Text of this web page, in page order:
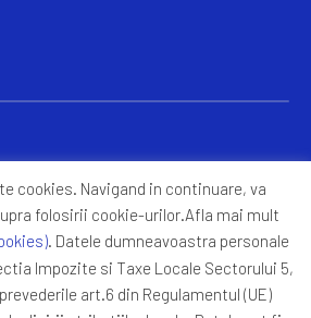
cookies. Navigand in continuare, va
folosirii cookie-urilor.Afla mai mult
. Datele dumneavoastra personale
Impozite si Taxe Locale Sectorului 5,
art.6 din Regulamentul (UE)